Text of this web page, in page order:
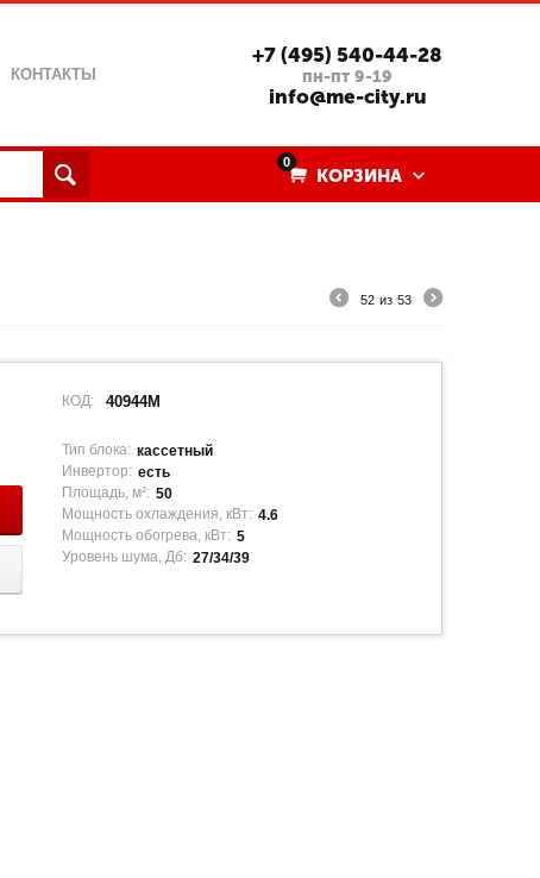
КОНТАКТЫ
+7 (495) 540-44-28
пн-пт 9-19
info@me-city.ru
0
КОРЗИНА
52 из 53
КОД: 40944M
Тип блока: кассетный
Инвертор: есть
Площадь, м²: 50
Мощность охлаждения, кВт: 4.6
Мощность обогрева, кВт: 5
Уровень шума, Дб: 27/34/39